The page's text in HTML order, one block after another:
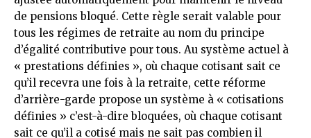
de pensions bloqué. Cette règle serait valable pour
tous les régimes de retraite au nom du principe
d’égalité contributive pour tous. Au système actuel à
« prestations définies », où chaque cotisant sait ce
qu’il recevra une fois à la retraite, cette réforme
d’arrière-garde propose un système à « cotisations
définies » c’est-à-dire bloquées, où chaque cotisant
sait ce qu’il a cotisé mais ne sait pas combien il